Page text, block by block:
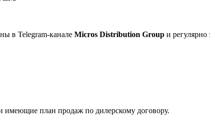
в Telegram-канале Micros Distribution Group и
план продаж по дилерскому договору.